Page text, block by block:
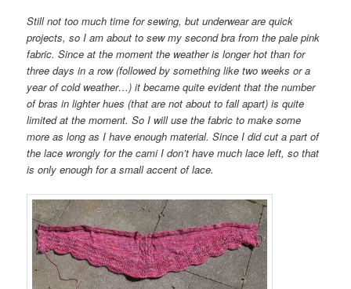
Still not too much time for sewing, but underwear are quick
projects, so I am about to sew my second bra from the pale pink
fabric. Since at the moment the weather is longer hot than for
three days in a row (followed by something like two weeks or a
year of cold weather…) it became quite evident that the number
of bras in lighter hues (that are not about to fall apart) is quite
limited at the moment. So I will use the fabric to make some
more as long as I have enough material. Since I did cut a part of
the lace wrongly for the cami I don’t have much lace left, so that
is only enough for a small accent of lace.